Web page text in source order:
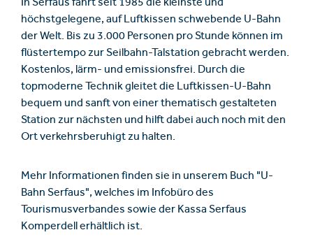
In Serfaus fährt seit 1985 die kleinste und
höchstgelegene, auf Luftkissen schwebende U-Bahn
der Welt. Bis zu 3.000 Personen pro Stunde können im
flüstertempo zur Seilbahn-Talstation gebracht werden.
Kostenlos, lärm- und emissionsfrei. Durch die
topmoderne Technik gleitet die Luftkissen-U-Bahn
bequem und sanft von einer thematisch gestalteten
Station zur nächsten und hilft dabei auch noch mit den
Ort verkehrsberuhigt zu halten.
Mehr Informationen finden sie in unserem Buch "U-
Bahn Serfaus", welches im Infobüro des
Tourismusverbandes sowie der Kassa Serfaus
Komperdell erhältlich ist.